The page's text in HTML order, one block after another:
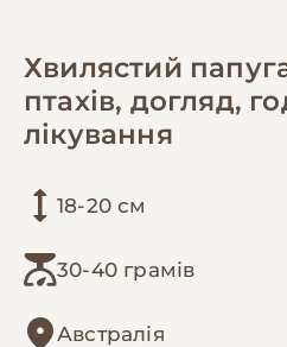
Хвилястий
птахів, догляд,
лікування
18-20 см
30-40 грамів
Австралія